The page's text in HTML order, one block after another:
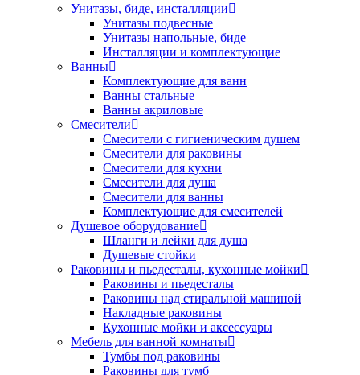
Унитазы, биде, инсталляции
Унитазы подвесные
Унитазы напольные, биде
Инсталляции и комплектующие
Ванны
Комплектующие для ванн
Ванны стальные
Ванны акриловые
Смесители
Смесители с гигиеническим душем
Смесители для раковины
Смесители для кухни
Смесители для душа
Смесители для ванны
Комплектующие для смесителей
Душевое оборудование
Шланги и лейки для душа
Душевые стойки
Раковины и пьедесталы, кухонные мойки
Раковины и пьедесталы
Раковины над стиральной машиной
Накладные раковины
Кухонные мойки и аксессуары
Мебель для ванной комнаты
Тумбы под раковины
Раковины для тумб